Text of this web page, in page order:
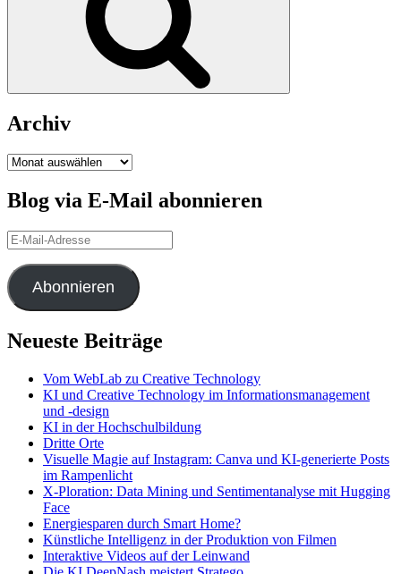
Archiv
Archiv
Blog via E-Mail abonnieren
E-
Mail-
Adresse
Abonnieren
Neueste Beiträge
Vom WebLab zu Creative Technology
KI und Creative Technology im Informationsmanagement
und -design
KI in der Hochschulbildung
Dritte Orte
Visuelle Magie auf Instagram: Canva und KI-generierte Posts
im Rampenlicht
X-Ploration: Data Mining und Sentimentanalyse mit Hugging
Face
Energiesparen durch Smart Home?
Künstliche Intelligenz in der Produktion von Filmen
Interaktive Videos auf der Leinwand